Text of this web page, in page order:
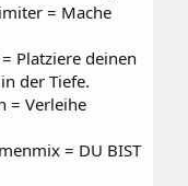
= Mache
Platziere deinen
der Tiefe.
= Verleihe
= DU BIST